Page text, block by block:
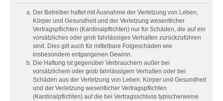
Der Betreiber haftet mit Ausnahme der Verletzung von Leben,
Körper und Gesundheit und der Verletzung wesentlicher
Vertragspflichten (Kardinalpflichten) nur für Schäden, die auf ein
vorsätzliches oder grob fahrlässiges Verhalten zurückzuführen
sind. Dies gilt auch für mittelbare Folgeschäden wie
insbesondere entgangenen Gewinn.
Die Haftung ist gegenüber Verbrauchern außer bei
vorsätzlichem oder grob fahrlässigem Verhalten oder bei
Schäden aus der Verletzung von Leben, Körper und Gesundheit
und der Verletzung wesentlicher Vertragspflichten
(Kardinalpflichten) auf die bei Vertragsschluss typischerweise